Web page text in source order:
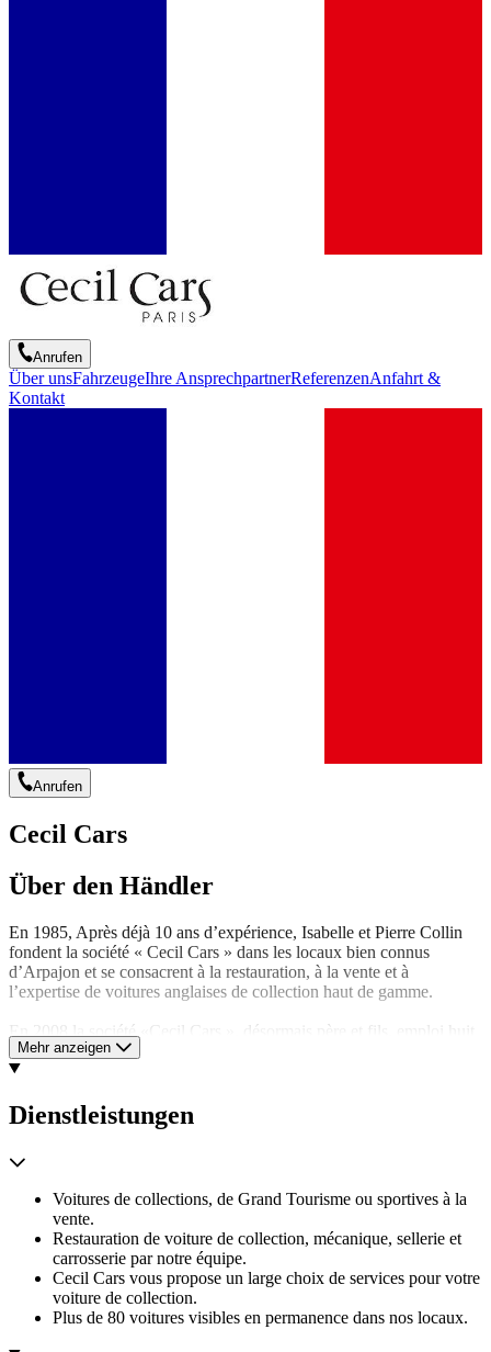
Anrufen
Über unsFahrzeugeIhre AnsprechpartnerReferenzenAnfahrt &
Kontakt
Anrufen
Cecil Cars
Über den Händler
En 1985, Après déjà 10 ans d’expérience, Isabelle et Pierre Collin
fondent la société « Cecil Cars » dans les locaux bien connus
d’Arpajon et se consacrent à la restauration, à la vente et à
l’expertise de voitures anglaises de collection haut de gamme.
En 2008 la société «Cecil Cars », désormais père et fils, emploi huit
mécaniciens, quatre tôliers formeurs et deux selliers.
En 2009 Cecil Cars déménage à quelques centaines de mètres à
de 3.000 m2 couverts sur 10.000 m2 de terrain, et devient ainsi l’une
des plus belles installations dédiées à l’automobile ancienne en
Son vaste hall d’exposition de plus de 80 voitures italiennes et
anglaises de collection ainsi que ses différents ateliers spécialisés en
mécanique, sellerie et carrosserie sont largement ouverts au public.
Un service après-vente rapide vous accueille du mardi au samedi sur
rendez-vous.
Mehr anzeigen
Dienstleistungen
Voitures de collections, de Grand Tourisme ou sportives à la
vente.
Restauration de voiture de collection, mécanique, sellerie et
carrosserie par notre équipe.
Cecil Cars vous propose un large choix de services pour votre
voiture de collection.
Plus de 80 voitures visibles en permanence dans nos locaux.